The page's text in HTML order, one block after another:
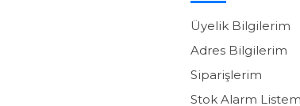
Üyelik Bilgilerim
Adres Bilgilerim
Siparişlerim
Stok Alarm Listem